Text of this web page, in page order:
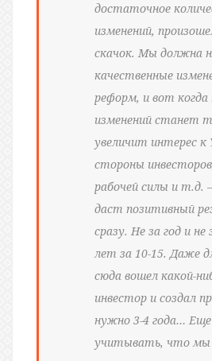
достаточное
изменений,
скачок. Мы должна
качественные
реформ, и вот
изменений станет
увеличит интерес к
стороны
рабочей силы и т.д.
даст позитивный
сразу. Не за год и
лет за 10-15. Даже
сюда вошел какой-
инвестор и создал
нужно 3-4 года…
учитывать, что мы